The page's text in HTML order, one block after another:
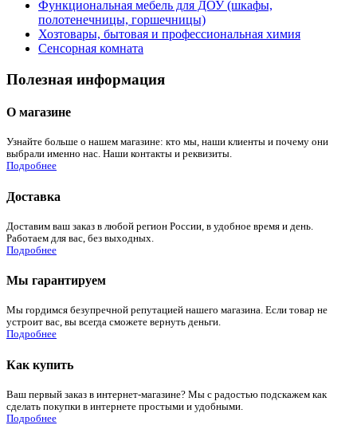
Функциональная мебель для ДОУ (шкафы,
полотенечницы, горшечницы)
Хозтовары, бытовая и профессиональная химия
Сенсорная комната
Полезная информация
О магазине
Узнайте больше о нашем магазине: кто мы, наши клиенты и почему они
выбрали именно нас. Наши контакты и реквизиты.
Подробнее
Доставка
Доставим ваш заказ в любой регион России, в удобное время и день.
Работаем для вас, без выходных.
Подробнее
Мы гарантируем
Мы гордимся безупречной репутацией нашего магазина. Если товар не
устроит вас, вы всегда сможете вернуть деньги.
Подробнее
Как купить
Ваш первый заказ в интернет-магазине? Мы с радостью подскажем как
сделать покупки в интернете простыми и удобными.
Подробнее